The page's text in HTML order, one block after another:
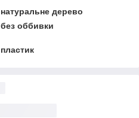
натуральне дерево
без оббивки
пластик